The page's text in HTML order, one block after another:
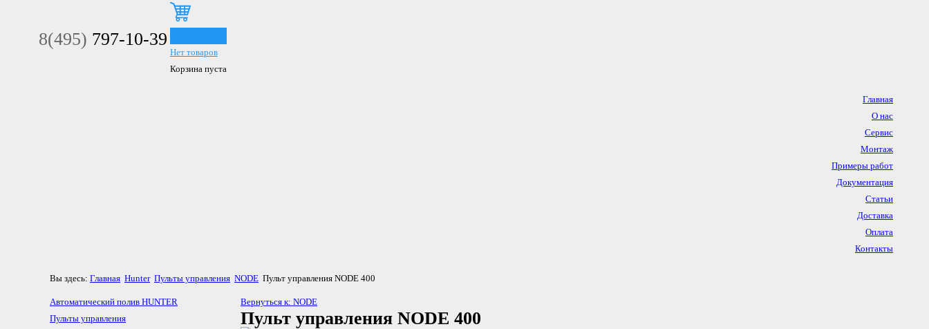
8(495) 797-10-39
Нет товаров
Корзина пуста
Главная
О нас
Сервис
Монтаж
Примеры работ
Документация
Статьи
Доставка
Оплата
Контакты
Вы здесь: Главная Hunter Пульты управления NODE Пульт управления NODE 400
Автоматический полив HUNTER
Пульты управления
Вернуться к: NODE
Пульт управления NODE 400